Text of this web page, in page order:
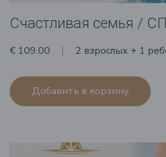
Счастливая семья /
€ 109.00 2 взрослых + 1
Добавить в корзину